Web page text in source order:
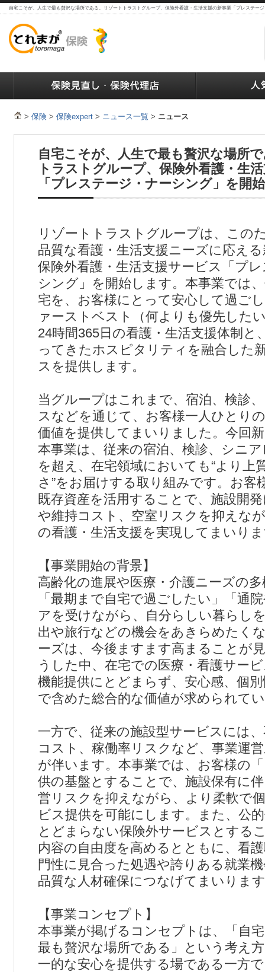
自宅こそが、人生で最も贅沢な場所である。リゾートトラストグループ、保険外看護・生活支援の新事業「プレステー
> 保険 > 保険expert > ニュース一覧 > ニュース
自宅こそが、人生で最も贅沢な場所
トラストグループ、保険外看護・生
「プレステージ・ナーシング」を開始
リゾートトラストグループは、この
品質な看護・生活支援ニーズに応え
保険外看護・生活支援サービス「プ
シング」を開始します。本事業では
宅を、お客様にとって安心して過ご
ァーストベスト（何よりも優先した
24時間365日の看護・生活支援体制と
ってきたホスピタリティを融合した
スを提供します。
当グループはこれまで、宿泊、検診
スなどを通じて、お客様一人ひとり
価値を提供してまいりました。今回
本事業は、従来の宿泊、検診、シニ
を超え、在宅領域においても“より上
さ”をお届けする取り組みです。お客
既存資産を活用することで、施設開
や維持コスト、空室リスクを抑えな
の看護・生活支援を実現してまいり
【事業開始の背景】
高齢化の進展や医療・介護ニーズの
「最期まで自宅で過ごしたい」「通
アを受けながら、自分らしい暮らし
出や旅行などの機会をあきらめたく
ーズは、今後ますます高まることが
うした中、在宅での医療・看護サー
機能提供にとどまらず、安心感、個
で含めた総合的な価値が求められて
一方で、従来の施設型サービスには
コスト、稼働率リスクなど、事業運
が伴います。本事業では、お客様の
供の基盤とすることで、施設保有に
営リスクを抑えながら、より柔軟で
ビス提供を可能にします。また、公
とどまらない保険外サービスとする
内容の自由度を高めるとともに、看
門性に見合った処遇や誇りある就業
品質な人材確保につなげてまいりま
【事業コンセプト】
本事業が掲げるコンセプトは、「自
最も贅沢な場所である」という考え
一的な安心を提供する場である一方